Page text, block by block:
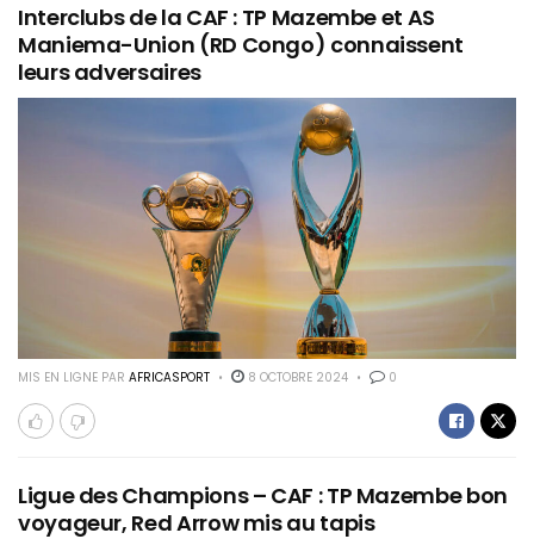
Interclubs de la CAF : TP Mazembe et AS
Maniema-Union (RD Congo) connaissent
leurs adversaires
MIS EN LIGNE PAR AFRICASPORT 8 OCTOBRE 2024 0
Ligue des Champions – CAF : TP Mazembe bon
voyageur, Red Arrow mis au tapis